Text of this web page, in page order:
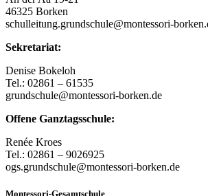
46325 Borken
schulleitung.grundschule@montessori-
Sekretariat:
Denise Bokeloh
Tel.: 02861 – 61535
grundschule@montessori-borken.de
Offene Ganztagsschule:
Renée Kroes
Tel.: 02861 – 9026925
ogs.grundschule@montessori-borken.de
Montessori-Gesamtschule